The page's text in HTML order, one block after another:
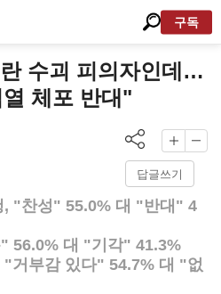
구독
수괴 피의자인데…
체포 반대"
답글쓰기
, "찬성" 55.0% 대 "반대" 4
56.0% 대 "기각" 41.3%
"거부감 있다" 54.7% 대 "없